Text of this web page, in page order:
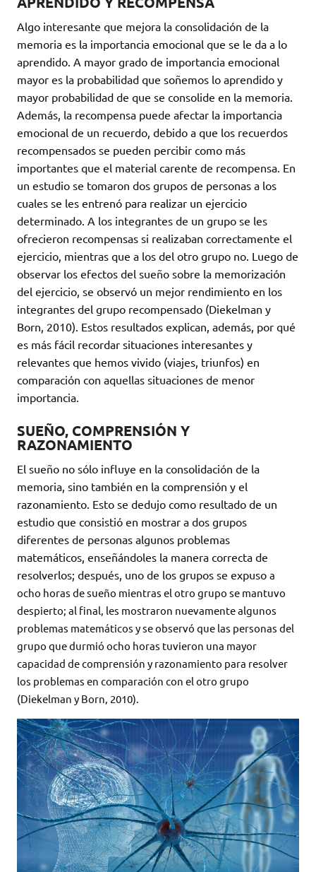
Algo interesante que mejora la consolidación de la
memoria es la importancia emocional que se le da a lo
aprendido. A mayor grado de importancia emocional
mayor es la probabilidad que soñemos lo aprendido y
mayor probabilidad de que se consolide en la memoria.
Además, la recompensa puede afectar la importancia
emocional de un recuerdo, debido a que los recuerdos
recompensados se pueden percibir como más
importantes que el material carente de recompensa. En
un estudio se tomaron dos grupos de personas a los
cuales se les entrenó para realizar un ejercicio
determinado. A los integrantes de un grupo se les
ofrecieron recompensas si realizaban correctamente el
ejercicio, mientras que a los del otro grupo no. Luego de
observar los efectos del sueño sobre la memorización
del ejercicio, se observó un mejor rendimiento en los
integrantes del grupo recompensado (Diekelman y
Born, 2010). Estos resultados explican, además, por qué
es más fácil recordar situaciones interesantes y
relevantes que hemos vivido (viajes, triunfos) en
comparación con aquellas situaciones de menor
importancia.
SUEÑO, COMPRENSIÓN Y
RAZONAMIENTO
El sueño no sólo influye en la consolidación de la
memoria, sino también en la comprensión y el
razonamiento. Esto se dedujo como resultado de un
estudio que consistió en mostrar a dos grupos
diferentes de personas algunos problemas
matemáticos, enseñándoles la manera correcta de
resolverlos; después, uno de los grupos se expuso a
ocho horas de sueño mientras el otro grupo se mantuvo
despierto; al final, les mostraron nuevamente algunos
problemas matemáticos y se observó que las personas del
grupo que durmió ocho horas tuvieron una mayor
capacidad de comprensión y razonamiento para resolver
los problemas en comparación con el otro grupo
(Diekelman y Born, 2010).